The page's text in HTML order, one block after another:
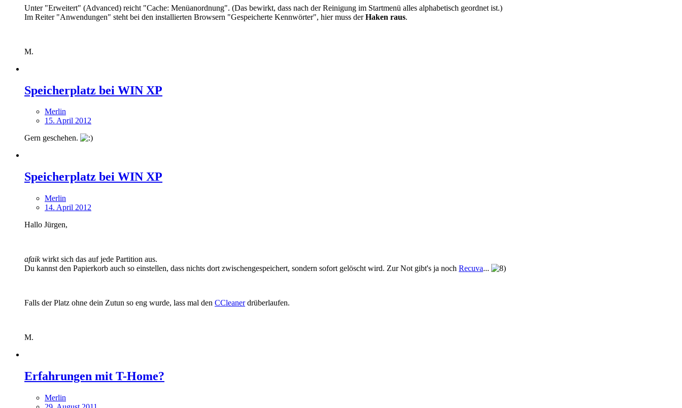
Unter "Erweitert" (Advanced) reicht "Cache: Menüanordnung". (Das bewirkt, dass nach der Reinigung im Startmenü alles alphabetisch geordnet ist.)
Im Reiter "Anwendungen" steht bei den installierten Browsern "Gespeicherte Kennwörter", hier muss derHaken raus.
M.
Speicherplatz bei WIN XP
Merlin
15. April 2012
Gern geschehen.
Speicherplatz bei WIN XP
Merlin
14. April 2012
Hallo Jürgen,
afaikwirkt sich das auf jede Partition aus.
Du kannst den Papierkorb auch so einstellen, dass nichts dort zwischengespeichert, sondern sofort gelöscht wird. Zur Not gibt's ja noch Recuva...
Falls der Platz ohne dein Zutun so eng wurde, lass mal den CCleanerdrüberlaufen.
M.
Erfahrungen mit T-Home?
Merlin